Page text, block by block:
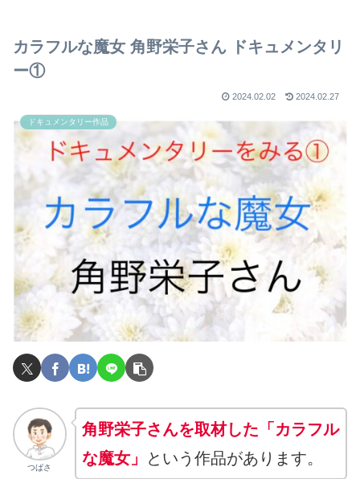
カラフルな魔女 角野栄子さん ドキュメンタリ
ー①
2024.02.02 2024.02.27
ドキュメンタリー作品
つばさ
角野栄子さんを取材した「カラフル
な魔女」
という作品があります。